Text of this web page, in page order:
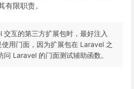
限职责。
互的第三方扩展包时，最好注入
使用门面，因为扩展包在 Laravel 之
问 Laravel 的门面测试辅助函数。